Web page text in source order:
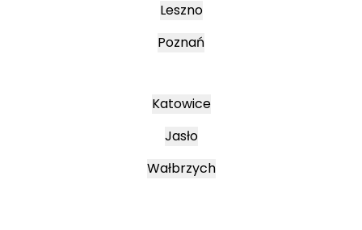
Leszno
Poznań
Katowice
Jasło
Wałbrzych